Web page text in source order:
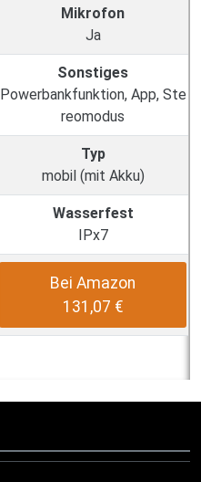
Mikrofon
Ja
Sonstiges
Powerbankfunktion, App, Ste
reomodus
Typ
mobil (mit Akku)
Wasserfest
IPx7
Bei Amazon
131,07 €